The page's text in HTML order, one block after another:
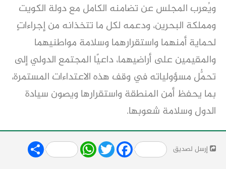
ويُعرب المجلس عن تضامنه الكامل مع دولة الكويت
ومملكة البحرين، ودعمه لكل ما تتخذانه من إجراءاتٍ
لحماية أمنهما واستقرارهما وسلامة مواطنيهما
والمقيمين على أراضيهما، داعيًا المجتمع الدولي إلى
تحمُّل مسؤولياته في وقف هذه الاعتداءات المستمرة،
بما يحفظ أمن المنطقة واستقرارها ويصون سيادة
الدول وسلامة شعوبها.
إرسل لصديق Share WhatsApp
Twitter Facebook